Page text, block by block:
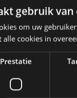
gebruik van
om uw
cookies in
Prestatie